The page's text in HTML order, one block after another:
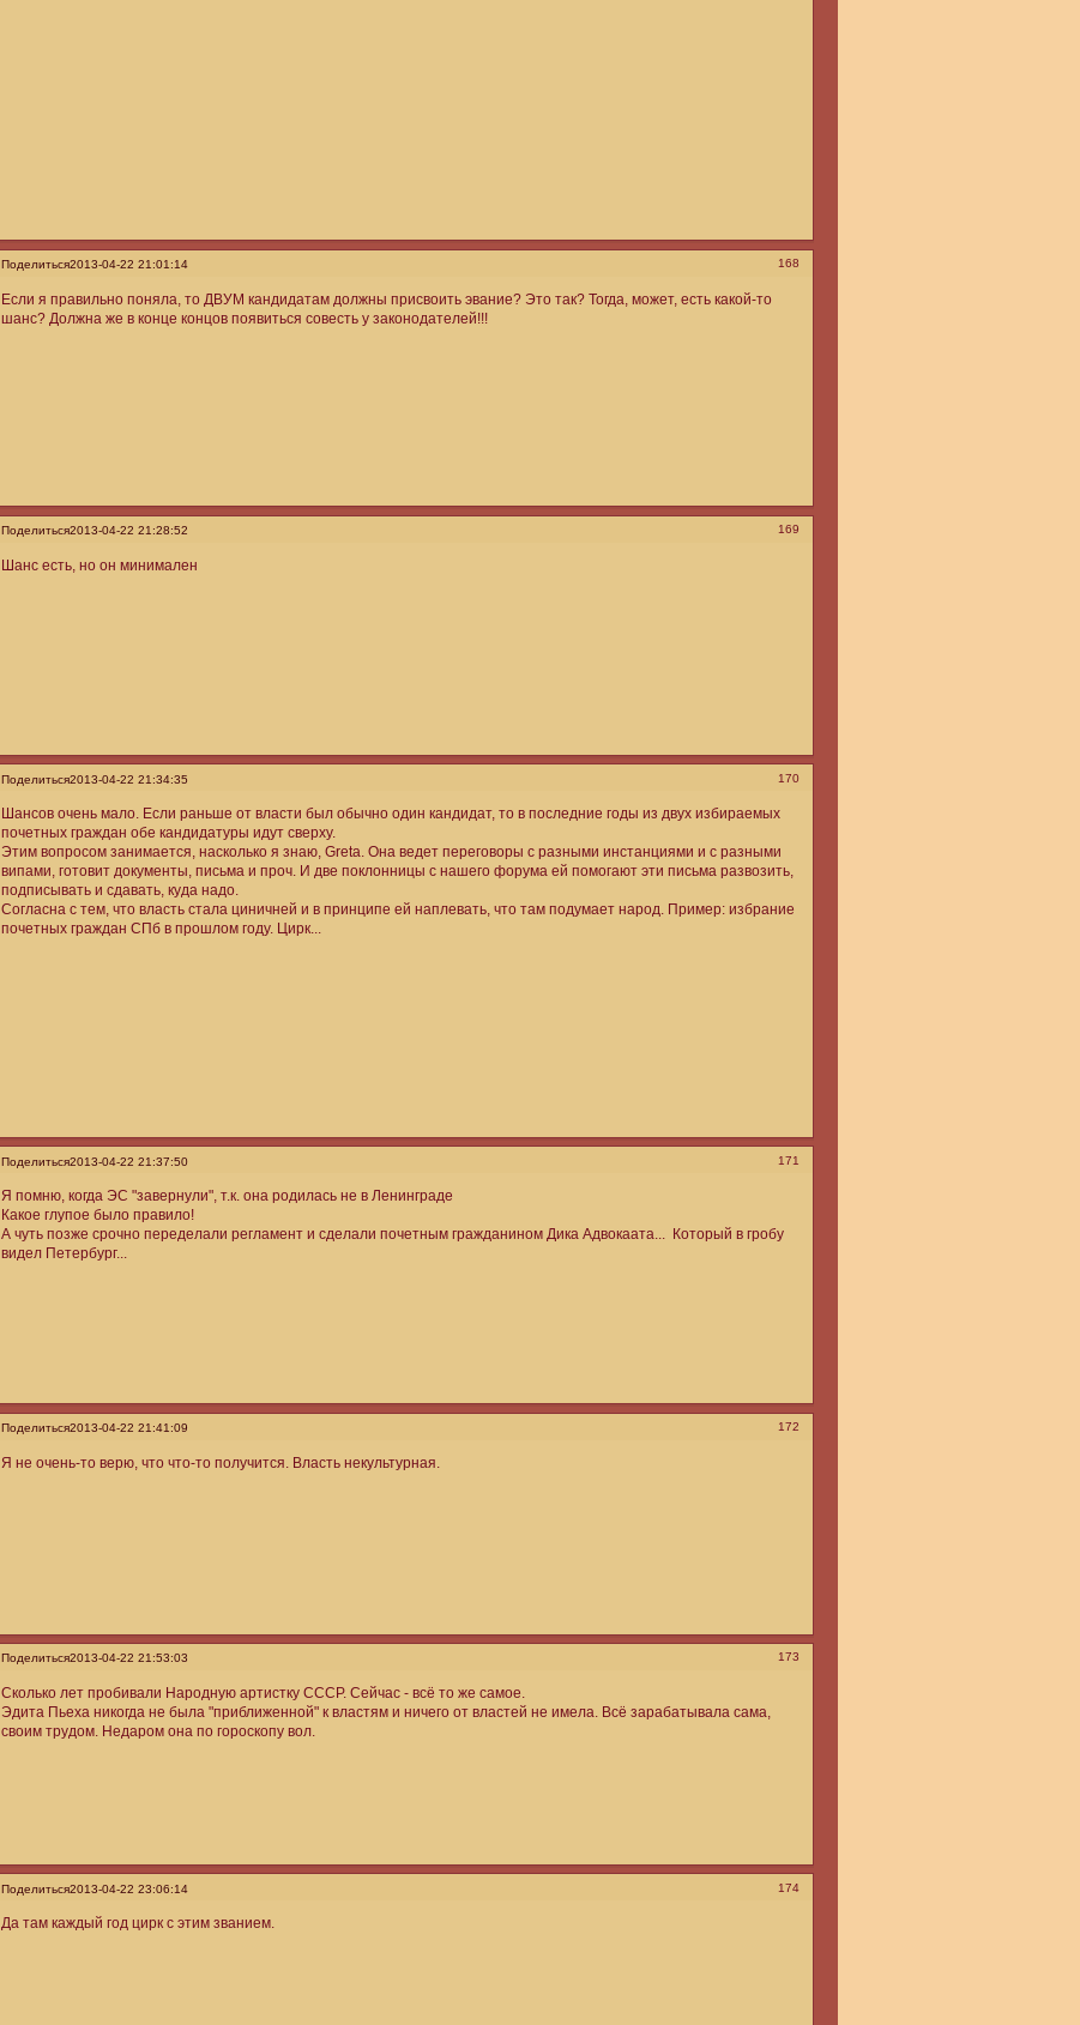
Поделиться 168
2013-04-22 21:01:14
Если я правильно поняла, то ДВУМ кандидатам должны присвоить эвание? Это так? Тогда, может, есть какой-то
шанс? Должна же в конце концов появиться совесть у законодателей!!!
Поделиться 169
2013-04-22 21:28:52
Шанс есть, но он минимален
Поделиться 170
2013-04-22 21:34:35
Шансов очень мало. Если раньше от власти был обычно один кандидат, то в последние годы из двух избираемых
почетных граждан обе кандидатуры идут сверху.
Этим вопросом занимается, насколько я знаю, Greta. Она ведет переговоры с разными инстанциями и с разными
випами, готовит документы, письма и проч. И две поклонницы с нашего форума ей помогают эти письма развозить,
подписывать и сдавать, куда надо.
Согласна с тем, что власть стала циничней и в принципе ей наплевать, что там подумает народ. Пример: избрание
почетных граждан СПб в прошлом году. Цирк...
Поделиться 171
2013-04-22 21:37:50
Я помню, когда ЭС "завернули", т.к. она родилась не в Ленинграде
Какое глупое было правило!
А чуть позже срочно переделали регламент и сделали почетным гражданином Дика Адвокаата... Который в гробу
видел Петербург...
Поделиться 172
2013-04-22 21:41:09
Я не очень-то верю, что что-то получится. Власть некультурная.
Поделиться 173
2013-04-22 21:53:03
Сколько лет пробивали Народную артистку СССР. Сейчас - всё то же самое.
Эдита Пьеха никогда не была "приближенной" к властям и ничего от властей не имела. Всё зарабатывала сама,
своим трудом. Недаром она по гороскопу вол.
Поделиться 174
2013-04-22 23:06:14
Да там каждый год цирк с этим званием.